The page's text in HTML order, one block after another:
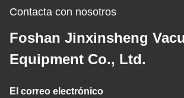
Contacta con nosotros
Foshan Jinxinsheng
Equipment Co., Ltd.
El correo electrónico